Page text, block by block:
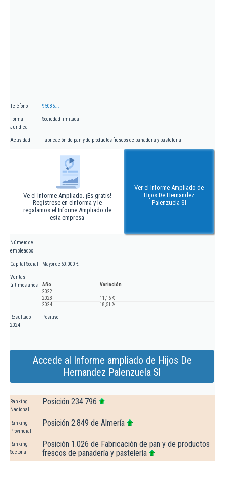
Teléfono 95085...
Forma
Jurídica
Sociedad limitada
Actividad Fabricación de pan y de productos frescos de panadería y pastelería
Ve el Informe Ampliado. ¡Es gratis!
Regístrese en eInforma y le
regalamos el Informe Ampliado de
esta empresa
Ver el Informe Ampliado de
Hijos De Hernandez
Palenzuela Sl
Número de
empleados
Capital Social Mayor de 60.000 €
Ventas
últimos años
Año
Variación
2022
2023
11,16 %
2024
18,51 %
Resultado
2024
Positivo
Accede al Informe ampliado de Hijos De
Hernandez Palenzuela Sl
Ranking
Nacional
Posición 234.796
Ranking
Provincial
Posición 2.849 de Almería
Ranking
Sectorial
Posición 1.026 de Fabricación de pan y de productos
frescos de panadería y pastelería